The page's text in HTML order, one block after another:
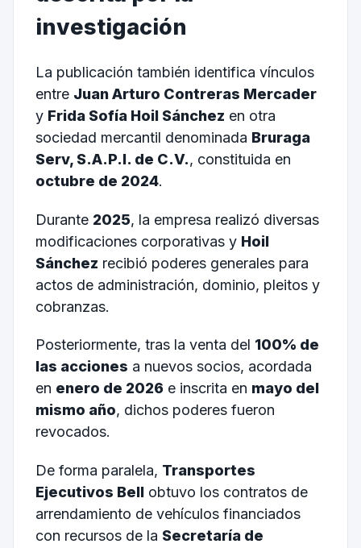
investigación
La publicación también identifica vínculos
entre Juan Arturo Contreras Mercader
y Frida Sofía Hoil Sánchez en otra
sociedad mercantil denominada Bruraga
Serv, S.A.P.I. de C.V., constituida en
octubre de 2024.
Durante 2025, la empresa realizó diversas
modificaciones corporativas y Hoil
Sánchez recibió poderes generales para
actos de administración, dominio, pleitos y
cobranzas.
Posteriormente, tras la venta del 100% de
las acciones a nuevos socios, acordada
en enero de 2026 e inscrita en mayo del
mismo año, dichos poderes fueron
revocados.
De forma paralela, Transportes
Ejecutivos Bellobtuvo los contratos de
arrendamiento de vehículos financiados
con recursos de la Secretaría de